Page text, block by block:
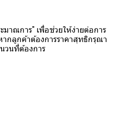
มาณการ" เพื่อช่วยให้ง่ายต่อการ
กลูกค้าต้องการราคาสุทธิกรุณา
วนที่ต้องการ